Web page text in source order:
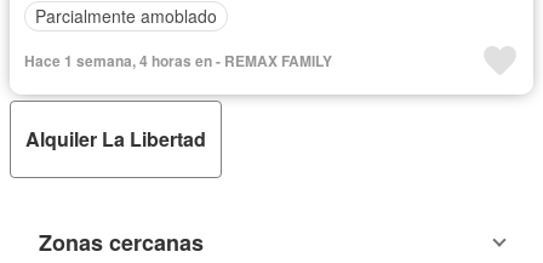
Parcialmente amoblado
Hace 1 semana, 4 horas en - REMAX FAMILY
Alquiler La Libertad
Zonas cercanas